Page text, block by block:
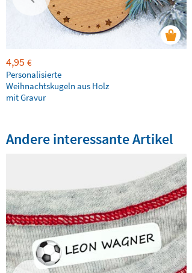
4,95 €
Personalisierte
Weihnachtskugeln aus Holz
mit Gravur
Andere interessante Artikel